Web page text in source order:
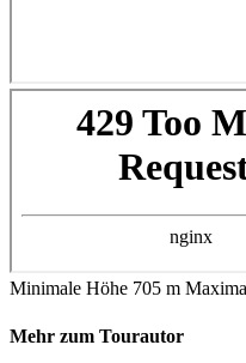
Minimale Höhe 705 m
Mehr zum Tourautor